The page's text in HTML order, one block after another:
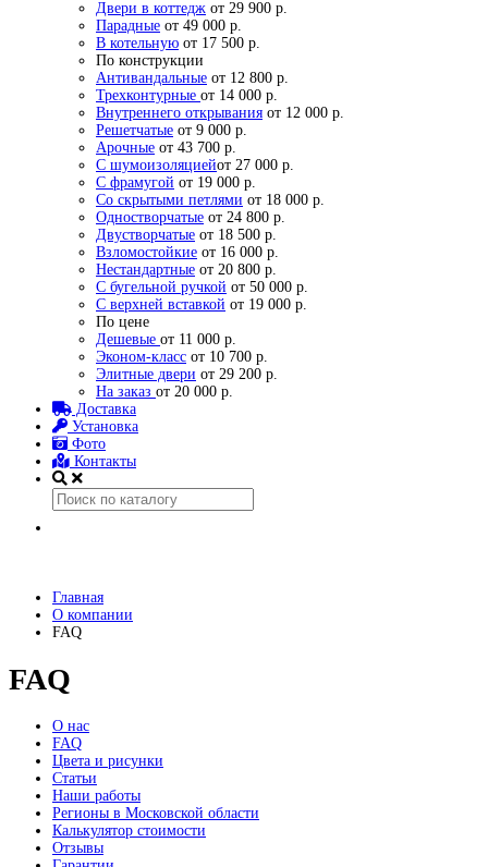
Двери в коттедж от 29 900 р.
Парадные от 49 000 р.
В котельную от 17 500 р.
По конструкции
Антивандальные от 12 800 р.
Трехконтурные от 14 000 р.
Внутреннего открывания от 12 000 р.
Решетчатые от 9 000 р.
Арочные от 43 700 р.
С шумоизоляциейот 27 000 р.
С фрамугой от 19 000 р.
Со скрытыми петлями от 18 000 р.
Одностворчатые от 24 800 р.
Двустворчатые от 18 500 р.
Взломостойкие от 16 000 р.
Нестандартные от 20 800 р.
С бугельной ручкой от 50 000 р.
С верхней вставкой от 19 000 р.
По цене
Дешевые от 11 000 р.
Эконом-класс от 10 700 р.
Элитные двери от 29 200 р.
На заказ от 20 000 р.
Доставка
Установка
Фото
Контакты
Главная
О компании
FAQ
FAQ
О нас
FAQ
Цвета и рисунки
Статьи
Наши работы
Регионы в Московской области
Калькулятор стоимости
Отзывы